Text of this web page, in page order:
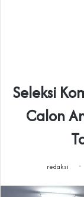
Seleksi
Calon
redaksi